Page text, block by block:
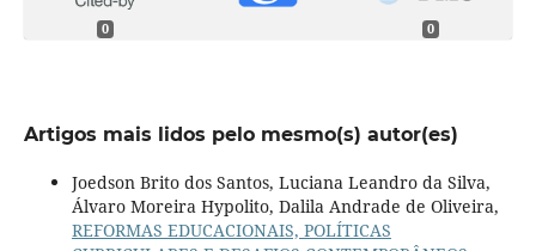
0 0
Artigos mais lidos pelo mesmo(s) autor(es)
Joedson Brito dos Santos, Luciana Leandro da Silva,
Álvaro Moreira Hypolito, Dalila Andrade de Oliveira,
REFORMAS EDUCACIONAIS, POLÍTICAS